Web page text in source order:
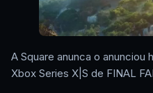
A Square anunca o anunciou
Xbox Series X|S de FINAL